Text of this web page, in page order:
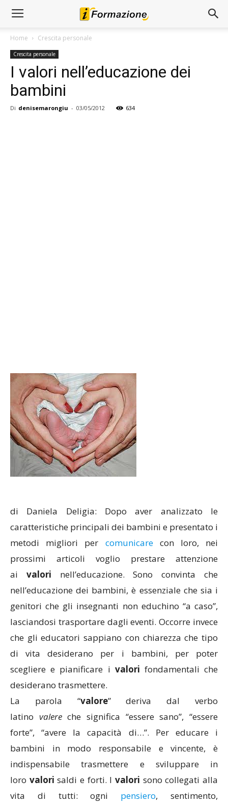
Home Crescita personale
Crescita personale
I valori nell’educazione dei
bambini
Di denisemarongiu - 03/05/2012 634
di Daniela Deligia: Dopo aver analizzato le
caratteristiche principali dei bambini e presentato i
metodi migliori per comunicare con loro, nei
prossimi articoli voglio prestare attenzione
ai valori nell’educazione. Sono convinta che
nell’educazione dei bambini, è essenziale che sia i
genitori che gli insegnanti non educhino “a caso”,
lasciandosi trasportare dagli eventi. Occorre invece
che gli educatori sappiano con chiarezza che tipo
di vita desiderano per i bambini, per poter
scegliere e pianificare i valori fondamentali che
desiderano trasmettere.
La parola “valore” deriva dal verbo
latino valereche significa “essere sano”, “essere
forte”, “avere la capacità di…”. Per educare i
bambini in modo responsabile e vincente, è
indispensabile trasmettere e sviluppare in
loro valori saldi e forti. Ivalori sono collegati alla
vita di tutti: ogni pensiero, sentimento,